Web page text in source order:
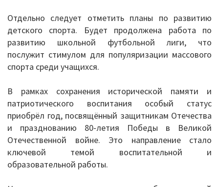
II. Практико-ориентированность
школьного образования
III. Управление системой общего
IV. Развитие функциональной
грамотности
V. Ориентация воспитательной работы
ПМПК
Отдельно следует отметить планы по развитию
детского спорта. Будет продолжена работа по
развитию школьной футбольной лиги, что
послужит стимулом для популяризации массового
спорта среди учащихся.
В рамках сохранения исторической памяти и
патриотического воспитания особый статус
приобрёл год, посвящённый защитникам Отечества
и празднованию 80‑летия Победы в Великой
Отечественной войне. Это направление стало
ключевой темой воспитательной и
образовательной работы.